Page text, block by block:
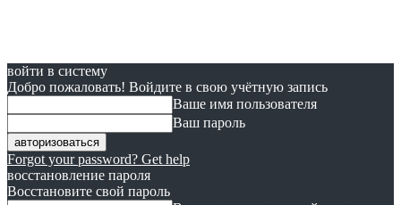
войти в систему
Добро пожаловать! Войдите в свою учётную запись
Ваше имя пользователя
Ваш пароль
Forgot your password? Get help
восстановление пароля
Восстановите свой пароль